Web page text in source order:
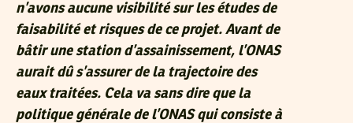
n’avons aucune visibilité sur les études de
faisabilité et risques de ce projet. Avant de
bâtir une station d’assainissement, l’ONAS
aurait dû s’assurer de la trajectoire des
eaux traitées. Cela va sans dire que la
politique générale de l’ONAS qui consiste à